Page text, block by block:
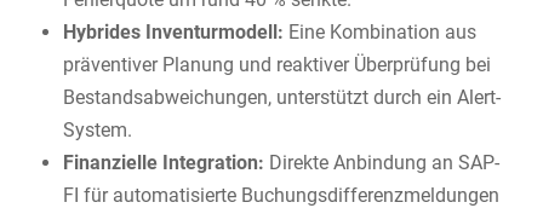
Hybrides Inventurmodell: Eine Kombination aus
präventiver Planung und reaktiver Überprüfung bei
Bestandsabweichungen, unterstützt durch ein Alert-
System.
Finanzielle Integration: Direkte Anbindung an SAP-
FI für automatisierte Buchungsdifferenzmeldungen